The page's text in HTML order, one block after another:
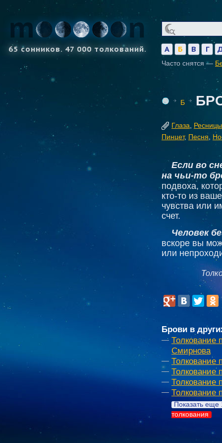
65 сонников. 47 000 толкований. А Б В Г
Часто снятся —
Б
Глаза
Ресницы
Пинцет, Песня,
Если во
на чьи-то
подвоха,
кто-то из
чувства или
счет.
Человек
вскоре вы
или
Брови в
Толкование
Смирнова
Толкование
Толкование
Толкование
Толкование
Показать еще
толкования